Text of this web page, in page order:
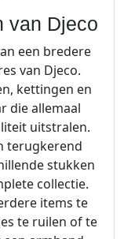
van Djeco
een bredere
van Djeco.
kettingen en
die allemaal
uitstralen.
terugkerend
stukken
collectie.
items te
te ruilen of te